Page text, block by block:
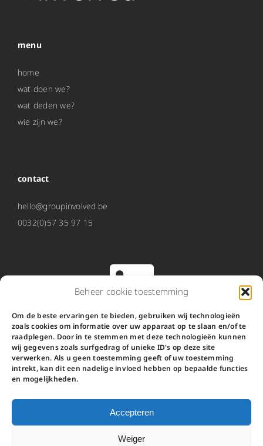
Beheer cookie toestemming
Om de beste ervaringen te bieden, gebruiken wij technologieën
zoals cookies om informatie over uw apparaat op te slaan en/of te
raadplegen. Door in te stemmen met deze technologieën kunnen
wij gegevens zoals surfgedrag of unieke ID's op deze site
verwerken. Als u geen toestemming geeft of uw toestemming
intrekt, kan dit een nadelige invloed hebben op bepaalde functies
en mogelijkheden.
Accepteren
Weiger
menu
home
wat doen we?
wat deden we?
wie zijn we?
contact
hello@groupinvolved.be
0032(0)57 35 97 15
O2 werd Involved
Involved is de nieuwe naam van O2.
We werken voor ondernemingen en overheid.